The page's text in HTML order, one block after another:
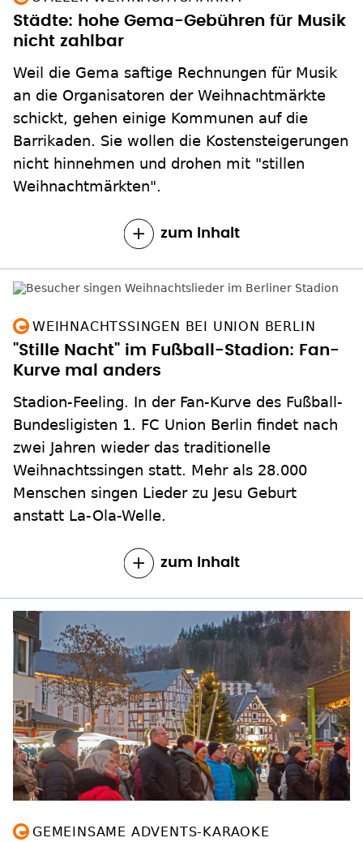
Städte: hohe Gema-Gebühren für Musik
nicht zahlbar
Weil die Gema saftige Rechnungen für Musik
an die Organisatoren der Weihnachtmärkte
schickt, gehen einige Kommunen auf die
Barrikaden. Sie wollen die Kostensteigerungen
nicht hinnehmen und drohen mit "stillen
Weihnachtmärkten".
zum Inhalt
WEIHNACHTSSINGEN BEI UNION BERLIN
"Stille Nacht" im Fußball-Stadion: Fan-
Kurve mal anders
Stadion-Feeling. In der Fan-Kurve des Fußball-
zwei Jahren wieder das traditionelle
Weihnachtssingen statt. Mehr als 28.000
Menschen singen Lieder zu Jesu Geburt
anstatt La-Ola-Welle.
GEMEINSAME ADVENTS-KARAOKE
Ein Rudel zum Mitsingen